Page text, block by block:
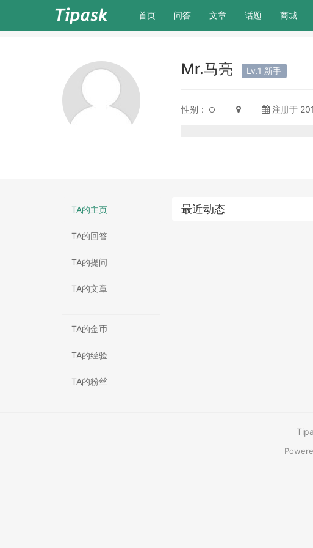
首页(current)
问答 文章 话题 商城
Mr.马亮 Lv.1 新手
性别： 注册于
TA的主页
TA的回答
TA的提问
TA的文章
TA的金币
TA的经验
TA的粉丝
最近动态